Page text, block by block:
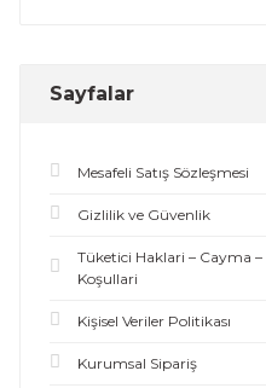
Sayfalar
Mesafeli Satış Sözleşmesi
Gizlilik ve Güvenlik
Tüketici Haklari – Cayma
Koşullari
Kişisel Veriler Politikası
Kurumsal Sipariş